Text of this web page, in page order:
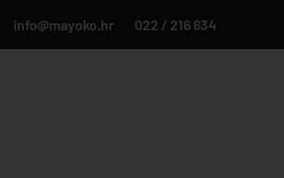
info@mayoko.hr 022 / 216 634